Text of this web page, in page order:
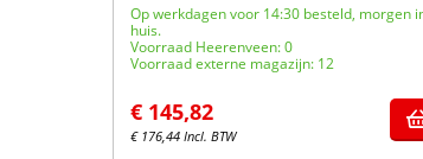
Op werkdagen voor 14:30 besteld, morgen
huis.
Voorraad Heerenveen: 0
Voorraad externe magazijn: 12
€ 145,82
€ 176,44 Incl. BTW